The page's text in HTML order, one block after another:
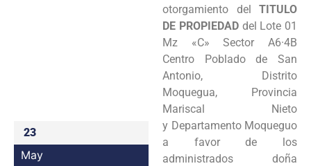
Programas
Intranet
23
May
otorgamiento del TITULO
DE PROPIEDAD del Lote 01
Mz «C» Sector A6·4B
Centro Poblado de San
Antonio, Distrito
Moquegua, Provincia
Mariscal Nieto
y Departamento Moqueguo
a favor de los
administrados doña